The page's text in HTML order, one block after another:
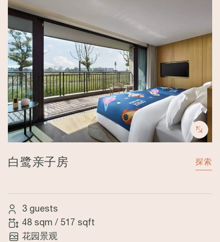
白鹭亲子房 探索
3 guests
48 sqm / 517 sqft
花园景观